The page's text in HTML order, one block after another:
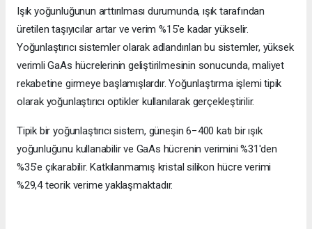
Işık yoğunluğunun arttırılması durumunda, ışık tarafından
üretilen taşıyıcılar artar ve verim %15'e kadar yükselir.
Yoğunlaştırıcı sistemler olarak adlandırılan bu sistemler, yüksek
verimli GaAs hücrelerinin geliştirilmesinin sonucunda, maliyet
rekabetine girmeye başlamışlardır. Yoğunlaştırma işlemi tipik
olarak yoğunlaştırıcı optikler kullanılarak gerçekleştirilir.
Tipik bir yoğunlaştırıcı sistem, güneşin 6−400 katı bir ışık
yoğunluğunu kullanabilir ve GaAs hücrenin verimini %31'den
%35'e çıkarabilir. Katkılanmamış kristal silikon hücre verimi
%29,4 teorik verime yaklaşmaktadır.